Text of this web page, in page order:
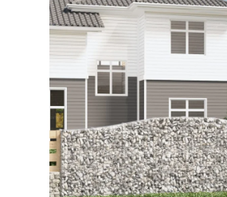
produktu
je
0,0
z
hvězdiček.